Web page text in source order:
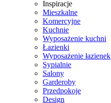
Inspiracje
Mieszkalne
Komercyjne
Kuchnie
Wyposażenie kuchni
Łazienki
Wyposażenie łazienek
Sypialnie
Salony
Garderoby
Przedpokoje
Design